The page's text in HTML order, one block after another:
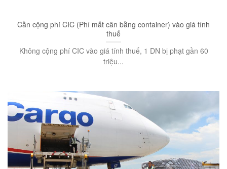
Cần cộng phí CIC (Phí mất cân bằng container) vào giá tính
thuế
Không cộng phí CIC vào giá tính thuế, 1 DN bị phạt gần 60
triệu...